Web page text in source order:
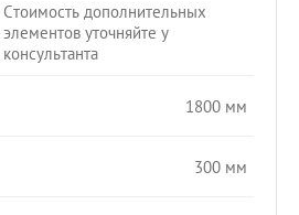
Стоимость дополнительных
элементов уточняйте у
консультанта
1800 мм
300 мм